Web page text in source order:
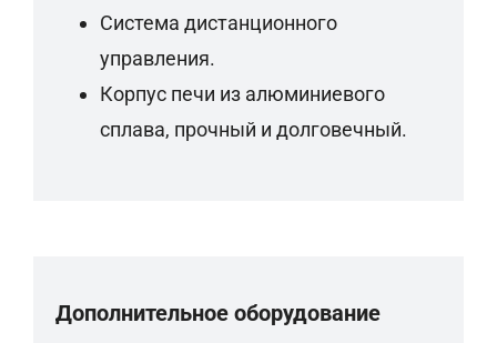
Система дистанционного
управления.
Корпус печи из алюминиевого
сплава, прочный и долговечный.
Дополнительное оборудование